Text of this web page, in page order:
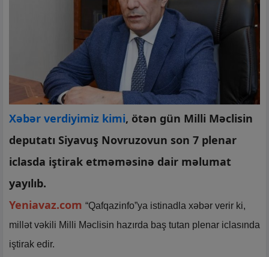
Xəbər verdiyimiz kimi, ötən gün Milli Məclisin
deputatı Siyavuş Novruzovun son 7 plenar
iclasda iştirak etməməsinə dair məlumat
yayılıb.
Yeniavaz.com “Qafqazinfo”ya istinadla xəbər verir ki,
millət vəkili Milli Məclisin hazırda baş tutan plenar iclasında
iştirak edir.